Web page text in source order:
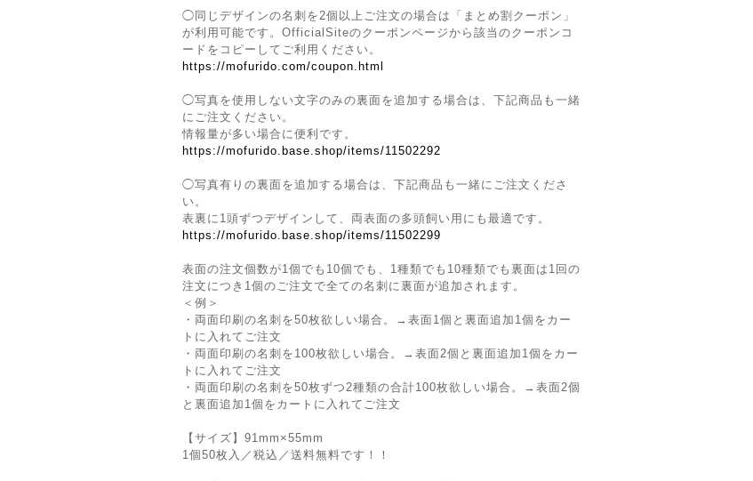
◯同じデザインの名刺を2個以上ご注文の場合は「まとめ割クーポン」
が利用可能です。OfficialSiteのクーポンページから該当のクーポンコ
ードをコピーしてご利用ください。
https://mofurido.com/coupon.html
◯写真を使用しない文字のみの裏面を追加する場合は、下記商品も一緒
にご注文ください。
情報量が多い場合に便利です。
https://mofurido.base.shop/items/11502292
◯写真有りの裏面を追加する場合は、下記商品も一緒にご注文くださ
い。
表裏に1頭ずつデザインして、両表面の多頭飼い用にも最適です。
https://mofurido.base.shop/items/11502299
表面の注文個数が1個でも10個でも、1種類でも10種類でも裏面は1回の
注文につき1個のご注文で全ての名刺に裏面が追加されます。
＜例＞
・両面印刷の名刺を50枚欲しい場合。→表面1個と裏面追加1個をカー
トに入れてご注文
・両面印刷の名刺を100枚欲しい場合。→表面2個と裏面追加1個をカー
トに入れてご注文
・両面印刷の名刺を50枚ずつ2種類の合計100枚欲しい場合。→表面2個
と裏面追加1個をカートに入れてご注文
【サイズ】91mm×55mm
1個50枚入／税込／送料無料です！！